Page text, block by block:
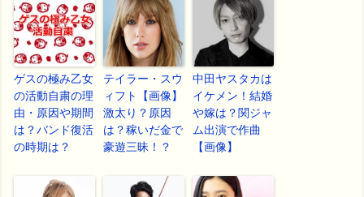
ゲスの極み乙女
の活動自粛の理
由・原因や期間
は？バンド復活
の時期は？
テイラー・スウ
ィフト【画像】
激太り？原因
は？稼いだ金で
豪遊三昧！？
中田ヤスタカは
イケメン！結婚
や嫁は？関ジャ
ム出演で作曲
【画像】